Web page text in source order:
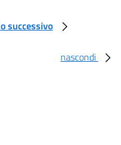
successivo
nascondi